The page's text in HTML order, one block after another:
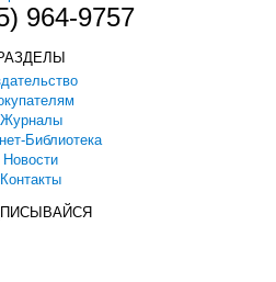
964-9757
Журналы
Библиотека
Новости
Контакты